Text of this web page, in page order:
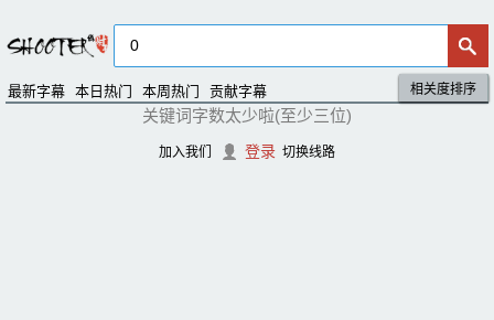
最新字幕 本日热门 本周热门 贡献字幕
加入我们 登录 切换线路
默认排序
评分排序
相关度排序
关键词字数太少啦(至少三位)